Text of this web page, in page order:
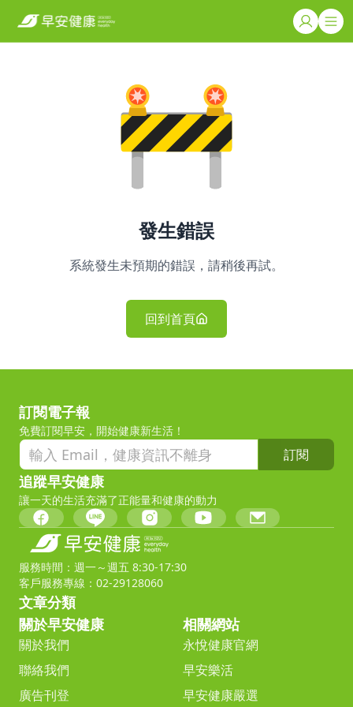
發生錯誤
系統發生未預期的錯誤，請稍後再試。
回到首頁
訂閱電子報
免費訂閱早安，開始健康新生活！
訂閱
追蹤早安健康
讓一天的生活充滿了正能量和健康的動力
服務時間：週一～週五 8:30-17:30
客戶服務專線：02-29128060
文章分類
關於早安健康
關於我們
聯絡我們
廣告刊登
相關網站
永悅健康官網
早安樂活
早安健康嚴選